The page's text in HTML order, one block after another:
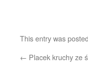
This entry was
← Placek kruchy ze